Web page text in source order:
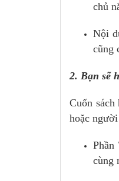
chủ
Nội
cũng
2. Bạn sẽ
Cuốn
hoặc
cùng